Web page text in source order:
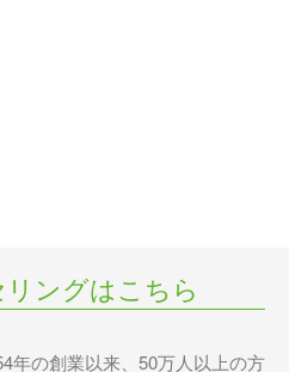
ングはこちら
年の創業以来、50万人以上の方